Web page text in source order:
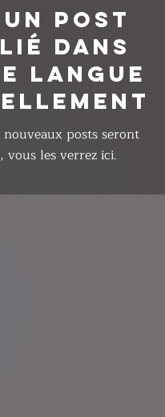
post
dans
langue
nouveaux posts seront
vous les verrez ici.